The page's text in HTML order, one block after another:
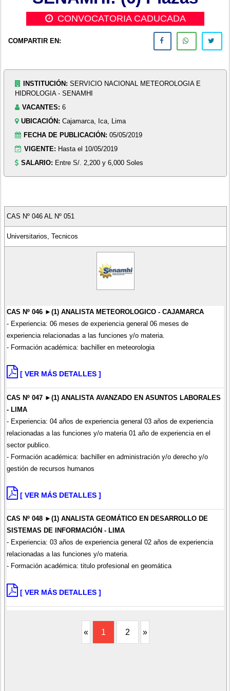
CONVOCATORIA CADUCADA
COMPARTIR EN:
INSTITUCIÓN: SERVICIO NACIONAL METEOROLOGIA E
HIDROLOGIA - SENAMHI
VACANTES: 6
UBICACIÓN: Cajamarca, Ica, Lima
FECHA DE PUBLICACIÓN: 05/05/2019
VIGENTE: Hasta el 10/05/2019
SALARIO: Entre S/. 2,200 y 6,000 Soles
CAS Nº 046 AL Nº 051
Universitarios, Tecnicos
CAS Nº 046 ►(1) ANALISTA METEOROLOGICO - CAJAMARCA
- Experiencia: 06 meses de experiencia general 06 meses de
experiencia relacionadas a las funciones y/o materia.
- Formación académica: bachiller en meteorologia
[ VER MÁS DETALLES ]
CAS Nº 047 ►(1) ANALISTA AVANZADO EN ASUNTOS LABORALES
- LIMA
- Experiencia: 04 años de experiencia general 03 años de experiencia
relacionadas a las funciones y/o materia 01 año de experiencia en el
sector publico.
- Formación académica: bachiller en administración y/o derecho y/o
gestión de recursos humanos
[ VER MÁS DETALLES ]
CAS Nº 048 ►(1) ANALISTA GEOMÁTICO EN DESARROLLO DE
SISTEMAS DE INFORMACIÓN - LIMA
- Experiencia: 03 años de experiencia general 02 años de experiencia
relacionadas a las funciones y/o materia.
- Formación académica: titulo profesional en geomática
[ VER MÁS DETALLES ]
« 1 2 »